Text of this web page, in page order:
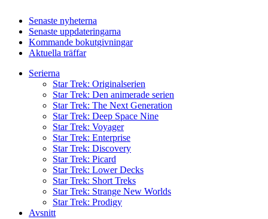
Senaste nyheterna
Senaste uppdateringarna
Kommande bokutgivningar
Aktuella träffar
Serierna
Star Trek: Originalserien
Star Trek: Den animerade serien
Star Trek: The Next Generation
Star Trek: Deep Space Nine
Star Trek: Voyager
Star Trek: Enterprise
Star Trek: Discovery
Star Trek: Picard
Star Trek: Lower Decks
Star Trek: Short Treks
Star Trek: Strange New Worlds
Star Trek: Prodigy
Avsnitt